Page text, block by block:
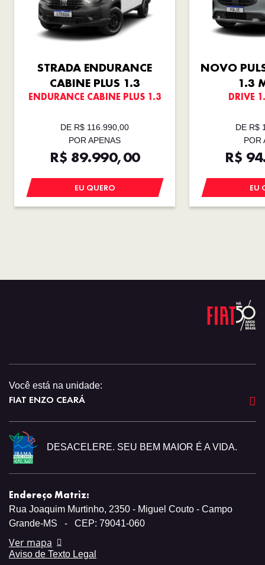
STRADA ENDURANCE
CABINE PLUS 1.3
ENDURANCE CABINE PLUS 1.3
DE R$ 116.990,00
POR APENAS
R$ 89.990,00
EU QUERO
NOVO
1.3
DRIVE
DE R$
POR
R$
EU
Você está na unidade:
FIAT ENZO CEARÁ
DESACELERE. SEU BEM MAIOR É A VIDA.
Endereço Matriz:
Rua Joaquim Murtinho, 2350 - Miguel Couto - Campo
Grande-MS
- CEP: 79041-060
Ver mapa
Aviso de Texto Legal